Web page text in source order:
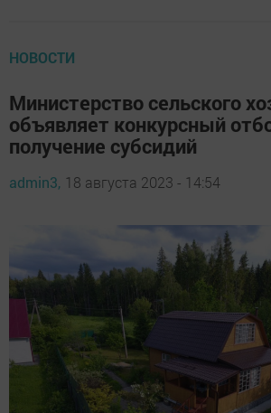
НОВОСТИ
Министерство сельского
объявляет конкурсный
получение субсидий
admin3, 18 августа 2023 - 14:54